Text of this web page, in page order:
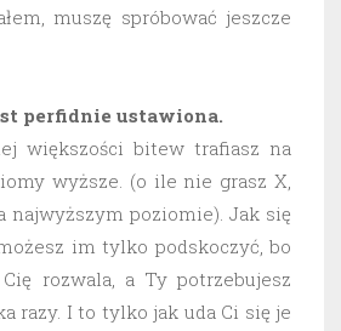
muszę spróbować jeszcze
perfidnie ustawiona.
większości bitew trafiasz na
wyższe. (o ile nie grasz X,
najwyższym poziomie). Jak się
im tylko podskoczyć, bo
rozwala, a Ty potrzebujesz
razy. I to tylko jak uda Ci się je